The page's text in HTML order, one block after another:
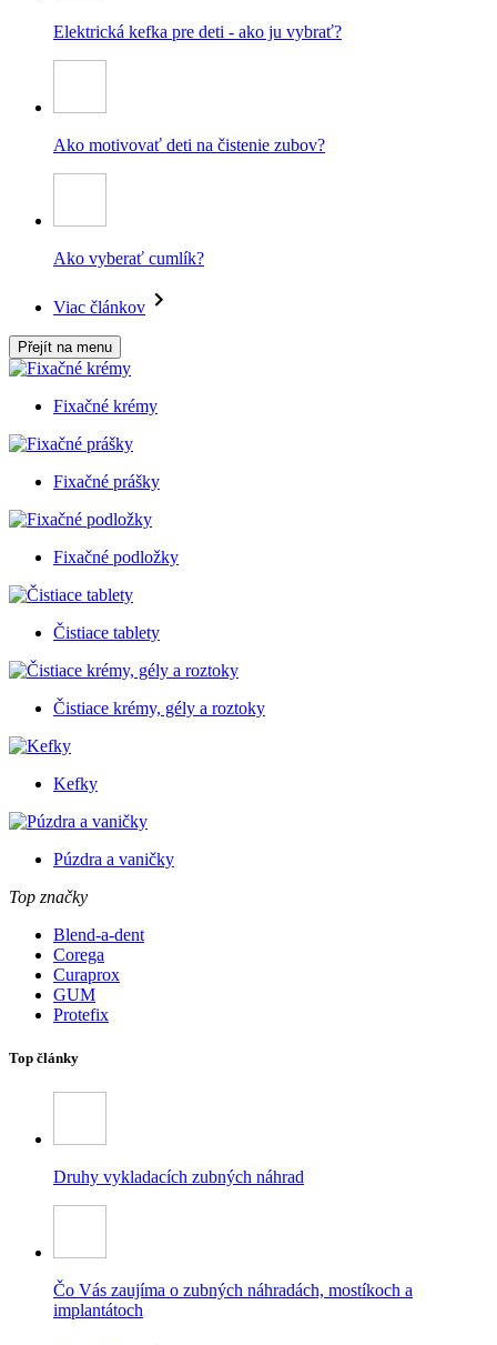
Elektrická kefka pre deti - ako ju vybrať?
Ako motivovať deti na čistenie zubov?
Ako vyberať cumlík?
Viac článkov
Přejít na menu
Fixačné krémy
Fixačné prášky
Fixačné podložky
Čistiace tablety
Čistiace krémy, gély a roztoky
Kefky
Púzdra a vaničky
Top značky
Blend-a-dent
Corega
Curaprox
GUM
Protefix
Top články
Druhy vykladacích zubných náhrad
Čo Vás zaujíma o zubných náhradách, mostíkoch a
implantátoch